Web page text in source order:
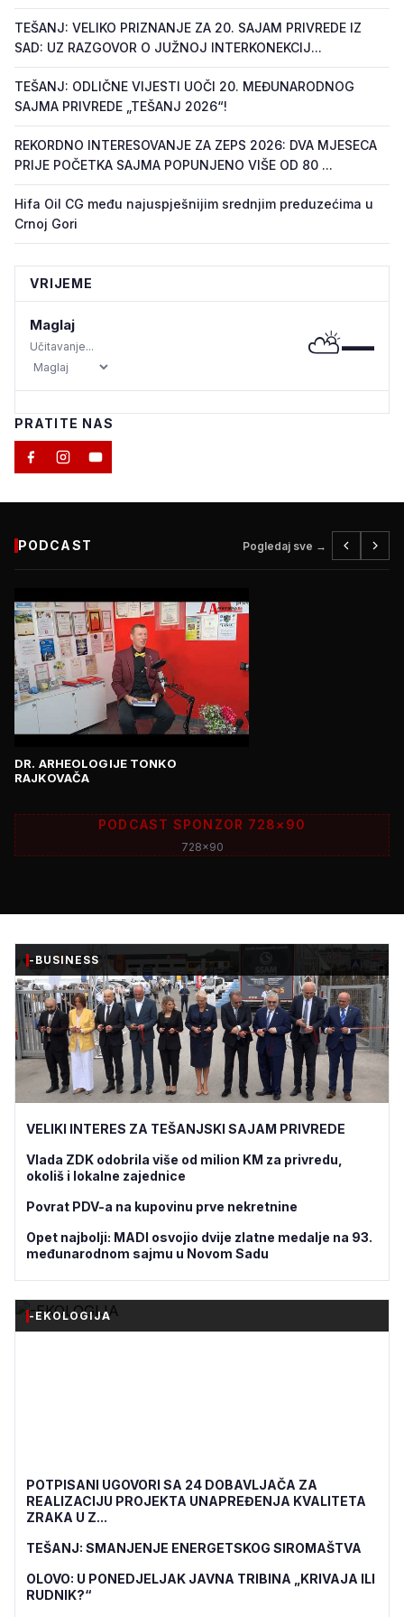
TEŠANJ: VELIKO PRIZNANJE ZA 20. SAJAM PRIVREDE IZ
SAD: UZ RAZGOVOR O JUŽNOJ INTERKONEKCIJ...
TEŠANJ: ODLIČNE VIJESTI UOČI 20. MEĐUNARODNOG
SAJMA PRIVREDE „TEŠANJ 2026“!
REKORDNO INTERESOVANJE ZA ZEPS 2026: DVA MJESECA
PRIJE POČETKA SAJMA POPUNJENO VIŠE OD 80 ...
Hifa Oil CG među najuspješnijim srednjim preduzećima u
Crnoj Gori
VRIJEME
Maglaj
Učitavanje... ⛅—
PRATITE NAS
PODCAST Pogledaj sve →
DR. ARHEOLOGIJE TONKO
RAJKOVAČA
PODCAST SPONZOR 728×90
728x90
-BUSINESS
VELIKI INTERES ZA TEŠANJSKI SAJAM PRIVREDE
Vlada ZDK odobrila više od milion KM za privredu,
okoliš i lokalne zajednice
Povrat PDV-a na kupovinu prve nekretnine
Opet najbolji: MADI osvojio dvije zlatne medalje na 93.
međunarodnom sajmu u Novom Sadu
-EKOLOGIJA
POTPISANI UGOVORI SA 24 DOBAVLJAČA ZA
REALIZACIJU PROJEKTA UNAPREĐENJA KVALITETA
ZRAKA U Z...
TEŠANJ: SMANJENJE ENERGETSKOG SIROMAŠTVA
OLOVO: U PONEDJELJAK JAVNA TRIBINA „KRIVAJA ILI
RUDNIK?“